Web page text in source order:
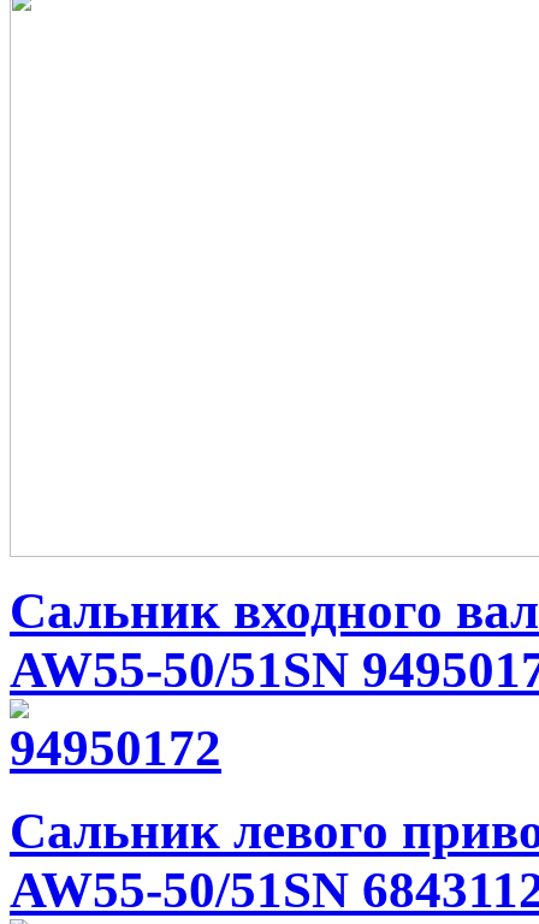
Сальник входного
AW55-50/51SN
Сальник левого
AW55-50/51SN